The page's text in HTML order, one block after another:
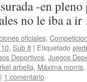
-en
no le iba a
oficiales,
, Sub 8 | Etiquetado
Deportivos, Juegos
arbella, Máxima morris,
| 1 comentario